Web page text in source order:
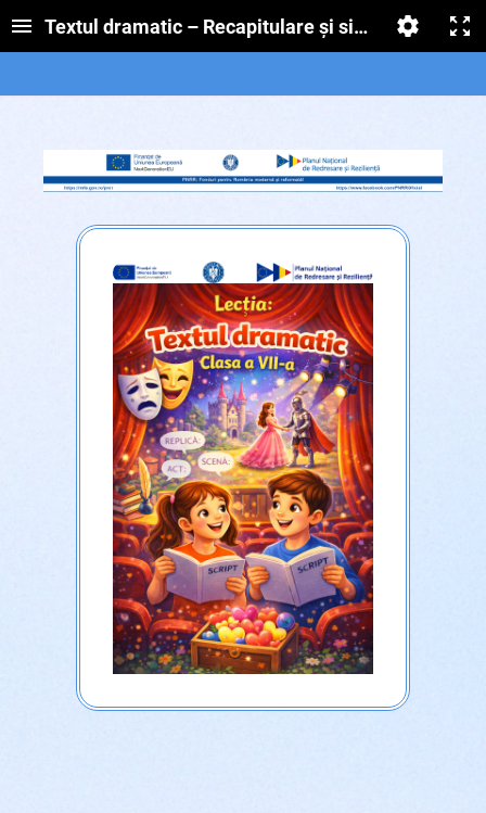
Textul dramatic – Recapitulare și sistematizare